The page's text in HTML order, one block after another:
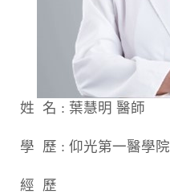
姓 名 : 葉慧明 醫師
學 歷 : 仰光第一醫學院
經 歷